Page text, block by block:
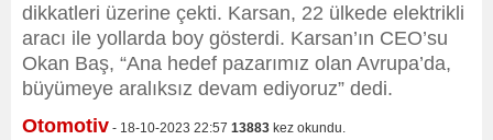
dikkatleri üzerine çekti. Karsan, 22 ülkede elektrikli
aracı ile yollarda boy gösterdi. Karsan’ın CEO’su
Okan Baş, “Ana hedef pazarımız olan Avrupa’da,
büyümeye aralıksız devam ediyoruz” dedi.
Otomotiv - 18-10-2023 22:57 13883 kez okundu.